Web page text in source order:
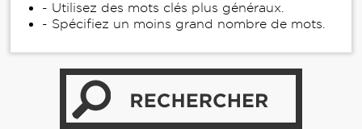
- Utilisez des mots clés plus généraux.
- Spécifiez un moins grand nombre de mots.